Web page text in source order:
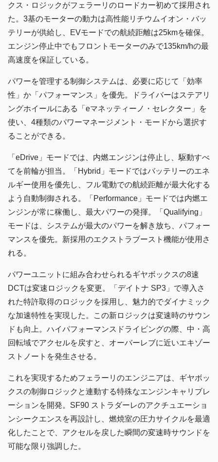
クス・ロジックがフェラーリのロードカー初めて採用され
た。3基のモーターの動力は高性能リチウムイオン・バッ
テリーが供給し、EVモードでの航続距離は25kmを確保。
エンジン停止中でもフロントモーターのみで135km/hの最
高速度を保証している。
パワーを管理する制御システムは、必要に応じて「効率
性」か「パフォーマンス」を優先。ドライバーはステアリ
ングホイールにある「eマネッティーノ・セレクター」を
使い、4種類のパワーマネージメント・モードから選択す
ることができる。
「eDrive」モードでは、内燃エンジンは停止し、駆動すべ
てを前輪が担当。「Hybrid」モードではバッテリーのエネ
ルギー使用を優先し、フル電動での航続距離が最大化する
よう自動制御される。「Performance」モードでは内燃エ
ンジンが常に稼働し、最大パワーの発揮。「Qualifying」
モードは、システムが最大のパワーを解き放ち、パフォー
マンスを優先。新採用のエクストラブースト機能が使用さ
れる。
パワーユニットに組み合わせられるギヤボックスの8速
DCTは変速ロジックを変更。「デイトナ SP3」で導入さ
れた特許取得のロジックを採用し、魅力的でダイナミック
な加速特性を実現した。この新ロジックは変速時のサウン
ドも向上。ハイパフォーマンスドライビングの際、中・高
回転域でアクセルを戻すと、オーバーレブに近いエキゾー
ストノートを発生させる。
これを実現するためフェラーリのエンジニアは、ギヤボッ
クスの制御ロジックと連動する特殊なエンジンキャリブレ
ーションを開発。SF90 ストラダーレのアクチュエーショ
ンシークエンスを再設計し、燃焼室の圧力サイクルを最適
化したことで、アクセルを戻した瞬間の変速時サウンドを
可能な限り強調した。